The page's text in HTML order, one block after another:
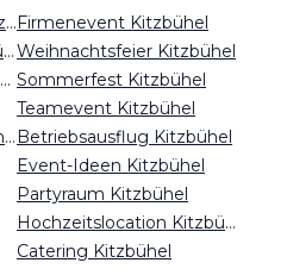
Eventlocation mieten Kitzbühel
Restaurant mieten Kitzbühel
Foto- & Filmlocation mieten Kitzbühel
Geburtstag feiern Kitzbühel
Firmenevent Kitzbühel
Weihnachtsfeier Kitzbühel
Sommerfest Kitzbühel
Teamevent Kitzbühel
Betriebsausflug Kitzbühel
Event-Ideen Kitzbühel
Partyraum Kitzbühel
Hochzeitslocation Kitzbühel
Catering Kitzbühel